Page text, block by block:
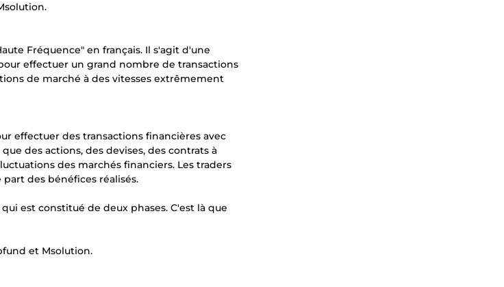
Fréquence" en français. Il s'agit d'une
effectuer un grand nombre de transactions
de marché à des vitesses extrêmement
effectuer des transactions financières avec
des actions, des devises, des contrats à
des marchés financiers. Les traders
des bénéfices réalisés.
est constitué de deux phases. C'est là que
et Msolution.